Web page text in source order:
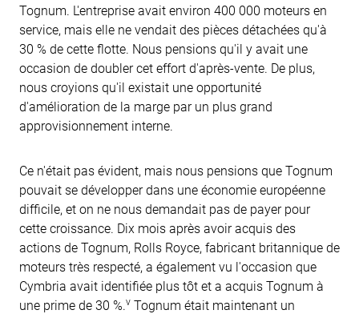
Tognum. L'entreprise avait environ 400 000 moteurs en
service, mais elle ne vendait des pièces détachées qu'à
30 % de cette flotte. Nous pensions qu'il y avait une
occasion de doubler cet effort d'après-vente. De plus,
nous croyions qu'il existait une opportunité
d'amélioration de la marge par un plus grand
approvisionnement interne.
Ce n'était pas évident, mais nous pensions que Tognum
pouvait se développer dans une économie européenne
difficile, et on ne nous demandait pas de payer pour
cette croissance. Dix mois après avoir acquis des
actions de Tognum, Rolls Royce, fabricant britannique de
moteurs très respecté, a également vu l'occasion que
Cymbria avait identifiée plus tôt et a acquis Tognum à
une prime de 30 %.v Tognum était maintenant un